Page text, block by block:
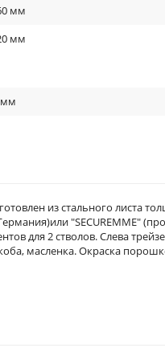
мм
мм
мм
из стального листа
"SECUREMME"
для 2 стволов. Слева
масленка. Окраска